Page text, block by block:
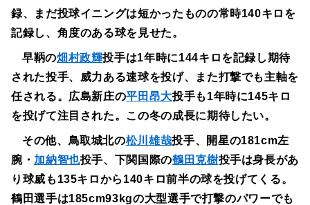
録、まだ投球イニングは短かったものの常時140キロを
記録し、角度のある球を見せた。
早鞆の畑村政輝投手は1年時に144キロを記録し期待
された投手、威力ある速球を投げ、また打撃でも主軸を
任される。広島新庄の平田昂大投手も1年時に145キロ
を投げて注目された。この冬の成長に期待したい。
その他、鳥取城北の松川雄哉投手、開星の181cm左
腕・ 加納智也投手、下関国際の鶴田克樹投手は身長があ
り球威も135キロから140キロ前半の球を投げてくる。
鶴田選手は185cm93kgの大型選手で打撃のパワーでも